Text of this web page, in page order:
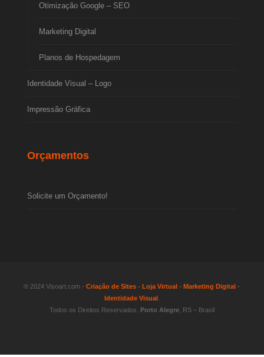
Otimização Google – SEO
Marketing Digital
Planos de Hospedagem
Identidade Visual – Logo
Impressão Gráfica
Orçamentos
Solicite um Orçamento!
® 2024 Visoart.com -Criação de Sites -Loja Virtual -Marketing Digital -
Identidade Visual.
Todos os Direitos Reservados. Porto Alegre, RS – Brasil